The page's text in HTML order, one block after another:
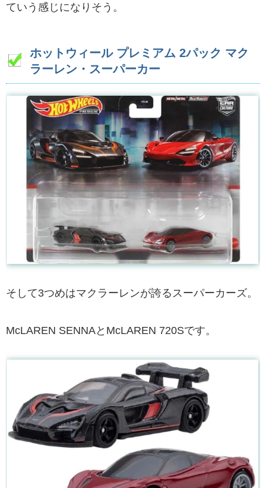
ていう感じになりそう。
ホットウィール プレミアム 2パック マク
ラーレン・スーパーカー
そして3つめはマクラーレンが誇るスーパーカーズ。
McLAREN SENNAとMcLAREN 720Sです。